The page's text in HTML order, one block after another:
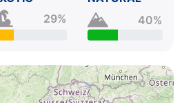
29%
40%